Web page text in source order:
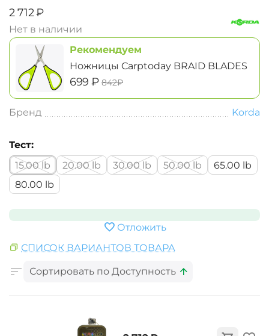
‍2 712‍₽
Нет в наличии
Рекомендуем
Ножницы Carptoday BRAID BLADES
‍699‍ ₽ ‍842‍₽
Бренд Korda
Тест:
15.00 lb
20.00 lb 30.00 lb 50.00 lb
65.00 lb
80.00 lb
Отложить
СПИСОК ВАРИАНТОВ ТОВАРА
Сортировать по Доступность